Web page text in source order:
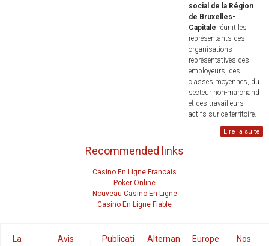
social de la Région
de Bruxelles-
Capitale réunit les
représentants des
organisations
représentatives des
employeurs, des
classes moyennes, du
secteur non-marchand
et des travailleurs
actifs sur ce territoire.
Lire la suite
Recommended links
Casino En Ligne Francais
Poker Online
Nouveau Casino En Ligne
Casino En Ligne Fiable
La
Avis PublicationsAlternance Europe
Nos